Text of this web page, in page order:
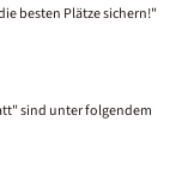
besten Plätze sichern!"
sind unter folgendem